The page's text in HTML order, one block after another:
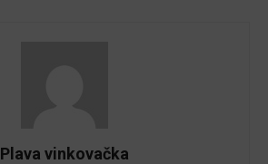
Plava vinkovačka